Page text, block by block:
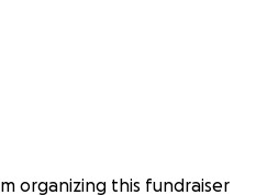
organizing this fundraiser